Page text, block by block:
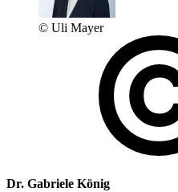
© Uli Mayer
Dr. Gabriele König